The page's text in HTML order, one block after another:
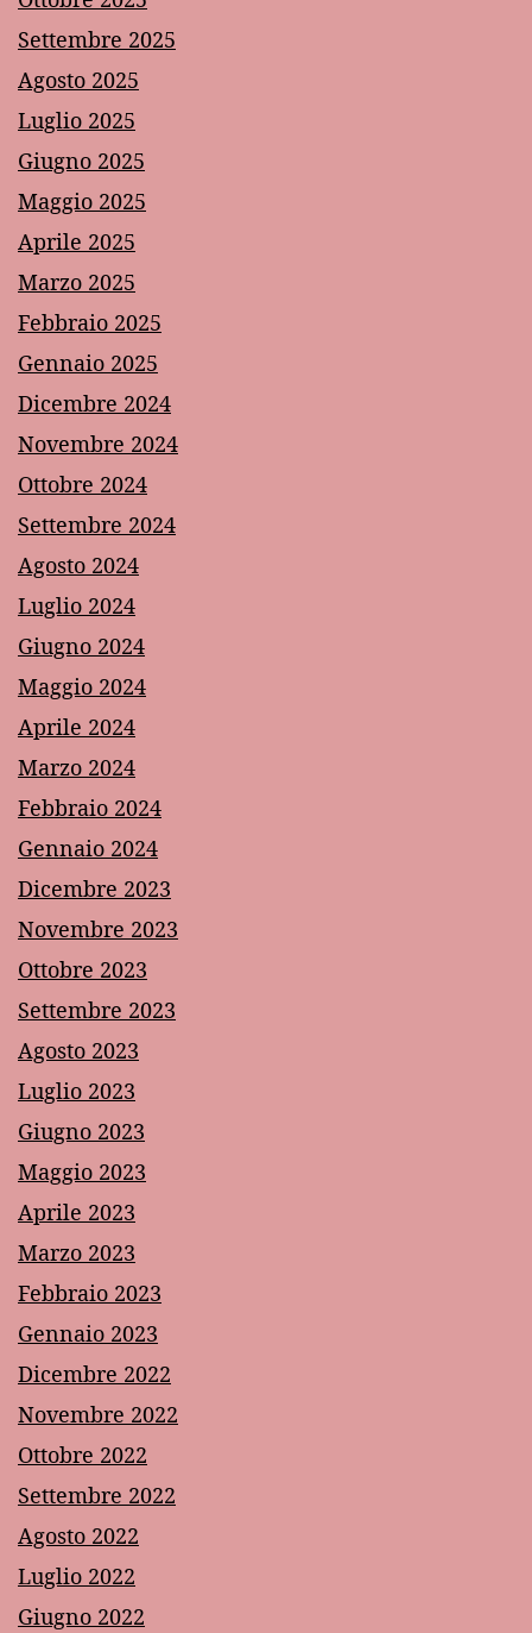
Settembre 2025
Agosto 2025
Luglio 2025
Giugno 2025
Maggio 2025
Aprile 2025
Marzo 2025
Febbraio 2025
Gennaio 2025
Dicembre 2024
Novembre 2024
Ottobre 2024
Settembre 2024
Agosto 2024
Luglio 2024
Giugno 2024
Maggio 2024
Aprile 2024
Marzo 2024
Febbraio 2024
Gennaio 2024
Dicembre 2023
Novembre 2023
Ottobre 2023
Settembre 2023
Agosto 2023
Luglio 2023
Giugno 2023
Maggio 2023
Aprile 2023
Marzo 2023
Febbraio 2023
Gennaio 2023
Dicembre 2022
Novembre 2022
Ottobre 2022
Settembre 2022
Agosto 2022
Luglio 2022
Giugno 2022